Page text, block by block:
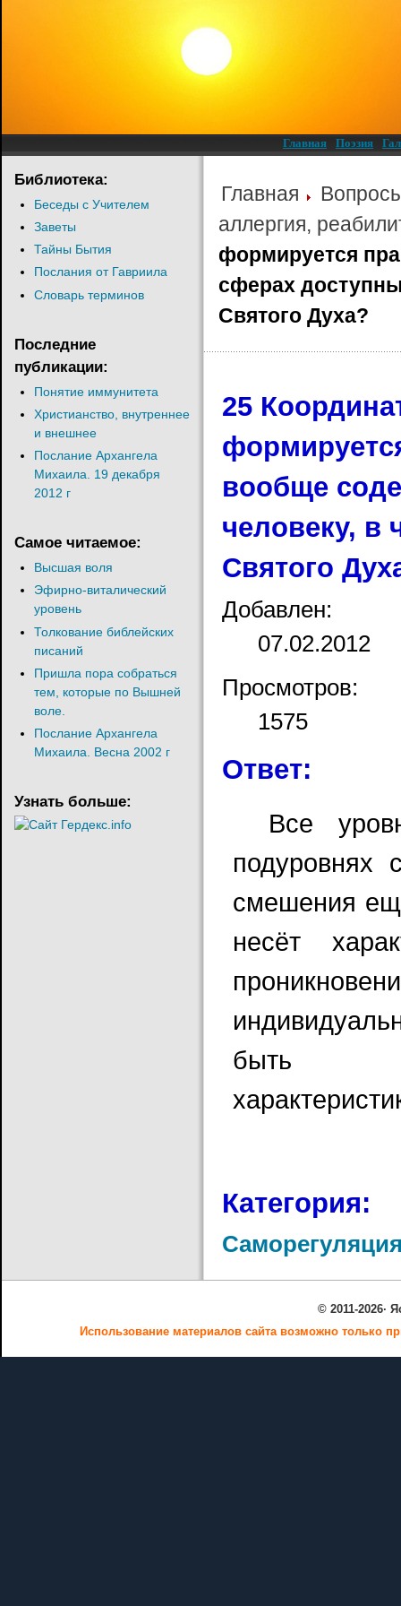
Главная Поэзия
Библиотека:
Беседы с Учителем
Заветы
Тайны Бытия
Послания от Гавриила
Словарь терминов
Последние
публикации:
Понятие иммунитета
Христианство, внутреннее
и внешнее
Послание Архангела
Михаила. 19 декабря
2012 г
Самое читаемое:
Высшая воля
Эфирно-виталический
уровень
Толкование библейских
писаний
Пришла пора собраться
тем, которые по Вышней
воле.
Послание Архангела
Михаила. Весна 2002 г
Узнать больше:
Главная
аллергия,
формируется
сферах
Святого Духа?
25
вообще
человеку, в
Святого
Добавлен:
07.02.2012
Просмотров:
1575
Ответ:
Все
смешения
несёт
быть
Категория:
© 2011-2026·
Использование материалов сайта возможно только